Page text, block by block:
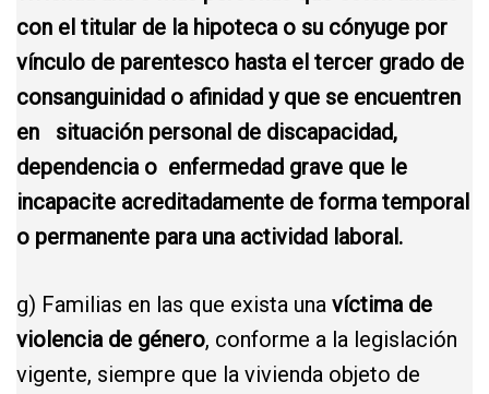
con el titular de la hipoteca o su cónyuge por
vínculo de parentesco hasta el tercer grado de
consanguinidad o afinidad y que se encuentren
en situación personal de discapacidad,
dependencia o enfermedad grave que le
incapacite acreditadamente de forma temporal
o permanente para una actividad laboral.
g) Familias en las que exista una víctima de
violencia de género, conforme a la legislación
vigente, siempre que la vivienda objeto de